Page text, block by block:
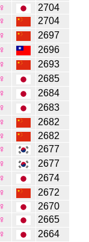
♀
2704
♀
2704
♀
2697
♀
2696
♀
2693
♀
2685
♀
2684
♀
2683
♀
2682
♀
2682
♀
2677
♀
2677
♀
2674
♀
2672
♀
2670
♀
2665
♀
2664